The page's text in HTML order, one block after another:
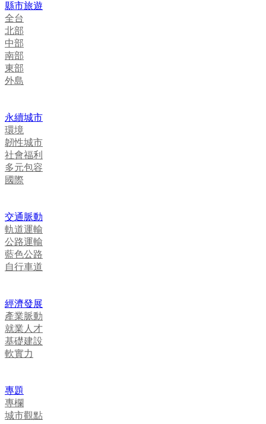
縣市旅遊
全台
北部
中部
南部
東部
外島
永續城市
環境
韌性城市
社會福利
多元包容
國際
交通脈動
軌道運輸
公路運輸
藍色公路
自行車道
經濟發展
產業脈動
就業人才
基礎建設
軟實力
專題
專欄
城市觀點